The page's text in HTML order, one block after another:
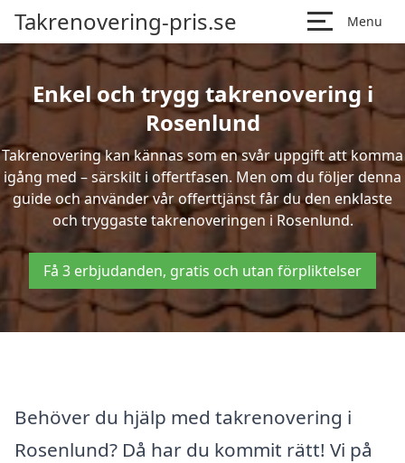
Takrenovering-pris.se Menu
Enkel och trygg takrenovering i
Rosenlund
Takrenovering kan kännas som en svår uppgift att komma
igång med – särskilt i offertfasen. Men om du följer denna
guide och använder vår offerttjänst får du den enklaste
och tryggaste takrenoveringen i Rosenlund.
Få 3 erbjudanden, gratis och utan förpliktelser
Behöver du hjälp med takrenovering i
Rosenlund? Då har du kommit rätt! Vi på